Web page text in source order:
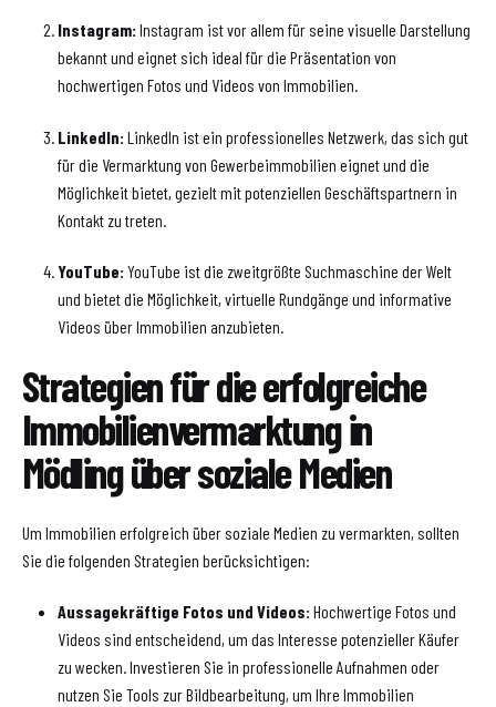
Instagram:Instagram ist vor allem für seine visuelle Darstellung
bekannt und eignet sich ideal für die Präsentation von
hochwertigen Fotos und Videos von Immobilien.
LinkedIn:LinkedIn ist ein professionelles Netzwerk, das sich gut
für die Vermarktung von Gewerbeimmobilien eignet und die
Möglichkeit bietet, gezielt mit potenziellen Geschäftspartnern in
Kontakt zu treten.
YouTube:YouTube ist die zweitgrößte Suchmaschine der Welt
und bietet die Möglichkeit, virtuelle Rundgänge und informative
Videos über Immobilien anzubieten.
Strategien für die erfolgreiche
Immobilienvermarktung in
Mödling über soziale Medien
Um Immobilien erfolgreich über soziale Medien zu vermarkten, sollten
Sie die folgenden Strategien berücksichtigen:
Aussagekräftige Fotos und Videos:Hochwertige Fotos und
Videos sind entscheidend, um das Interesse potenzieller Käufer
zu wecken. Investieren Sie in professionelle Aufnahmen oder
nutzen Sie Tools zur Bildbearbeitung, um Ihre Immobilien